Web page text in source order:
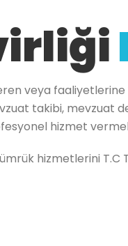
veya
takibi, mevzuat
hizmet
hizmetlerini T.C